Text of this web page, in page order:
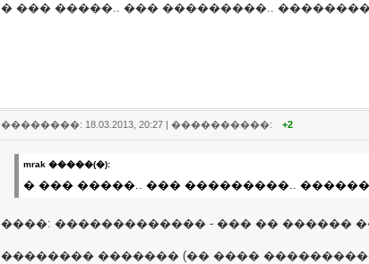
� ��� �����.. ��� ���������..
��������: 18.03.2013, 20:27 | ����������: +2
mrak �����(�):
� ��� �����.. ��� ���������..
����: ������������� - ��� �� ������
�������� ������� (�� ����